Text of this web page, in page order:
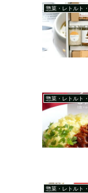
惣菜・レトルト
惣菜・レトルト
惣菜・レトルト